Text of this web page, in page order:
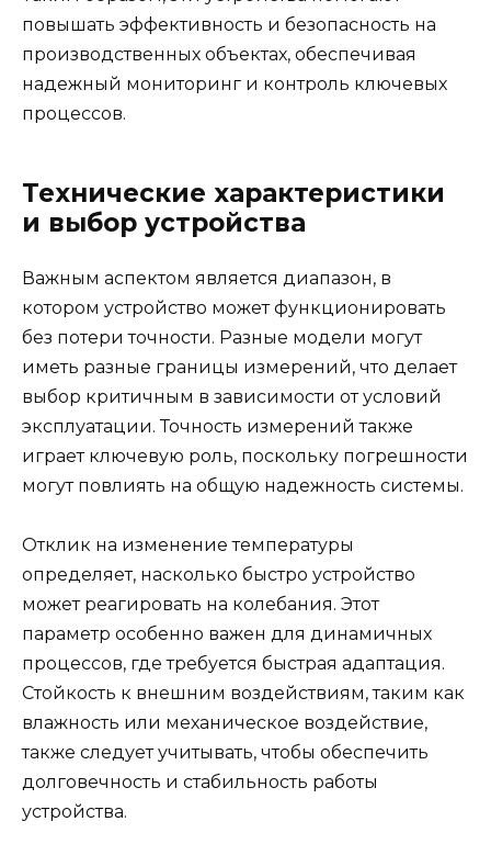
повышать эффективность и безопасность на
производственных объектах, обеспечивая
надежный мониторинг и контроль ключевых
процессов.
Технические характеристики
и выбор устройства
Важным аспектом является диапазон, в
котором устройство может функционировать
без потери точности. Разные модели могут
иметь разные границы измерений, что делает
выбор критичным в зависимости от условий
эксплуатации. Точность измерений также
играет ключевую роль, поскольку погрешности
могут повлиять на общую надежность системы.
Отклик на изменение температуры
определяет, насколько быстро устройство
может реагировать на колебания. Этот
параметр особенно важен для динамичных
процессов, где требуется быстрая адаптация.
Стойкость к внешним воздействиям, таким как
влажность или механическое воздействие,
также следует учитывать, чтобы обеспечить
долговечность и стабильность работы
устройства.